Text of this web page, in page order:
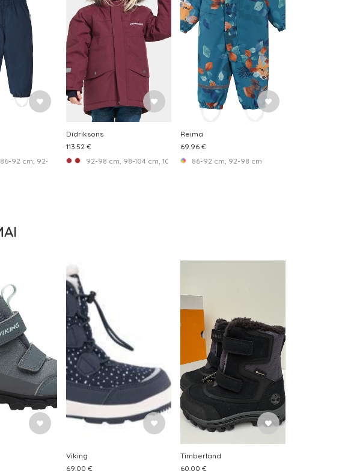
122-128 cm, 128-134 cm, 134-140 cm, 140-146 cm, 146-152 cm, 152-158 cm, 158-164 cm, 164-170 cm
92 cm, 92-98 cm, 98-104 cm, 104-110 cm, 110-116 cm
Didriksons
113.52 €
92-98 cm, 98-104 cm, 104-110 cm, 110-116 cm, 116-122 cm, 122-128 cm, 128-134
Reima
69.96 €
86-92 cm, 92-98 cm
Viking
69.00 €
Timberland
60.00 €